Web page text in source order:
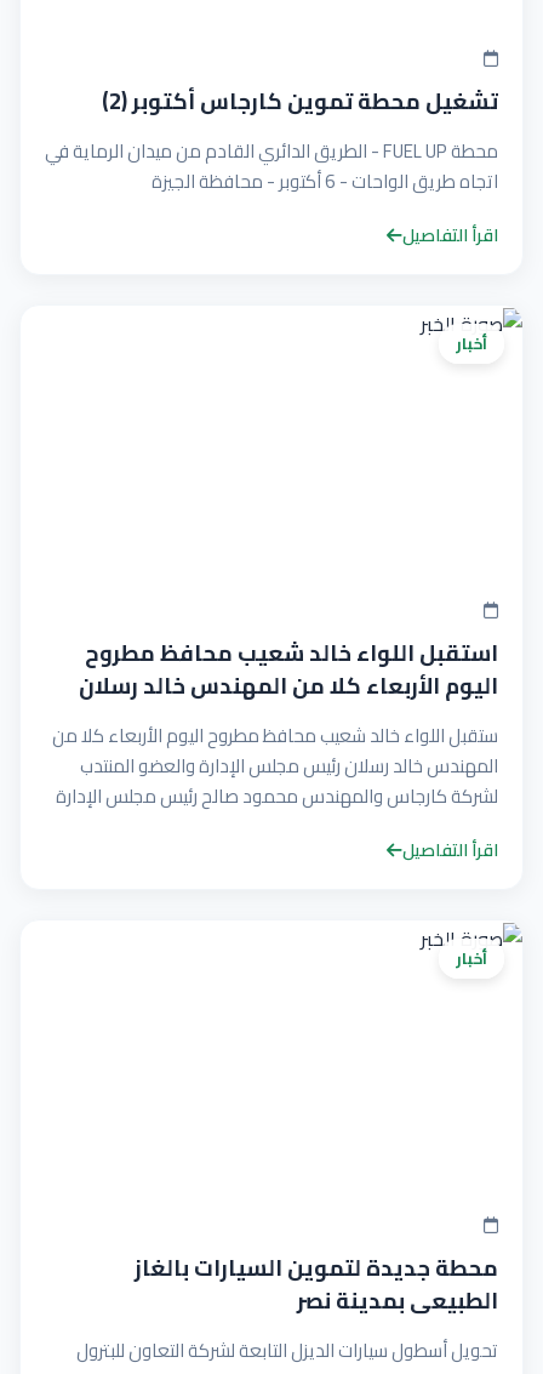
تشغيل محطة تموين كارجاس أكتوبر (2)
محطة FUEL UP - الطريق الدائري القادم من ميدان الرماية في
اتجاه طريق الواحات - 6 أكتوبر - محافظة الجيزة
اقرأ التفاصيل
أخبار
استقبل اللواء خالد شعيب محافظ مطروح
اليوم الأربعاء كلا من المهندس خالد رسلان
ستقبل اللواء خالد شعيب محافظ مطروح اليوم الأربعاء كلا من
المهندس خالد رسلان رئيس مجلس الإدارة والعضو المنتدب
لشركة كارجاس والمهندس محمود صالح رئيس مجلس الإدارة
اقرأ التفاصيل
أخبار
محطة جديدة لتموين السيارات بالغاز
الطبيعى بمدينة نصر
تحويل أسطول سيارات الديزل التابعة لشركة التعاون للبترول